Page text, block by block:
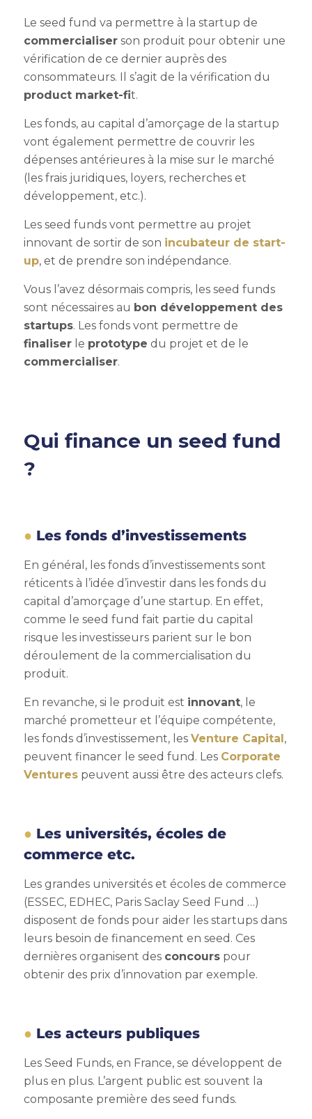
Le seed fund va permettre à la startup de
commercialiserson produit pour obtenir une
vérification de ce dernier auprès des
consommateurs. Il s’agit de la vérification du
product market-fit.
Les fonds, au capital d’amorçage de la startup
vont également permettre de couvrir les
dépenses antérieures à la mise sur le marché
(les frais juridiques, loyers, recherches et
développement, etc.).
Les seed funds vont permettre au projet
innovant de sortir de son incubateur de start-
up, et de prendre son indépendance.
Vous l’avez désormais compris, les seed funds
sont nécessaires au bon développement des
startups. Les fonds vont permettre de
finaliserle prototype du projet et de le
commercialiser.
Qui finance un seed fund
?
Les fonds d’investissements
En général, les fonds d’investissements sont
réticents à l’idée d’investir dans les fonds du
capital d’amorçage d’une startup. En effet,
comme le seed fund fait partie du capital
risque les investisseurs parient sur le bon
déroulement de la commercialisation du
produit.
En revanche, si le produit est innovant, le
marché prometteur et l’équipe compétente,
les fonds d’investissement, les Venture Capital,
peuvent financer le seed fund. Les Corporate
Venturespeuvent aussi être des acteurs clefs.
Les universités, écoles de
commerce etc.
Les grandes universités et écoles de commerce
(ESSEC, EDHEC, Paris Saclay Seed Fund …)
disposent de fonds pour aider les startups dans
leurs besoin de financement en seed. Ces
dernières organisent des concourspour
obtenir des prix d’innovation par exemple.
Les acteurs publiques
Les Seed Funds, en France, se développent de
plus en plus. L’argent public est souvent la
composante première des seed funds.